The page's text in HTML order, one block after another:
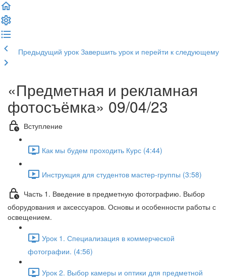
Предыдущий урок Завершить урок и перейти к следующему
«Предметная и рекламная
фотосъёмка» 09/04/23
Вступление
Как мы будем проходить Курс (4:44)
Инструкция для студентов мастер-группы (3:58)
Часть 1. Введение в предметную фотографию. Выбор
оборудования и аксессуаров. Основы и особенности работы с
освещением.
Урок 1. Специализация в коммерческой
фотографии. (4:56)
Урок 2. Выбор камеры и оптики для предметной